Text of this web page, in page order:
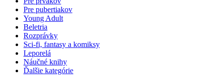
Pre pubertiakov
Young Adult
Beletria
Rozprávky
Sci-fi, fantasy a komiksy
Leporelá
Náučné knihy
Ďalšie kategórie